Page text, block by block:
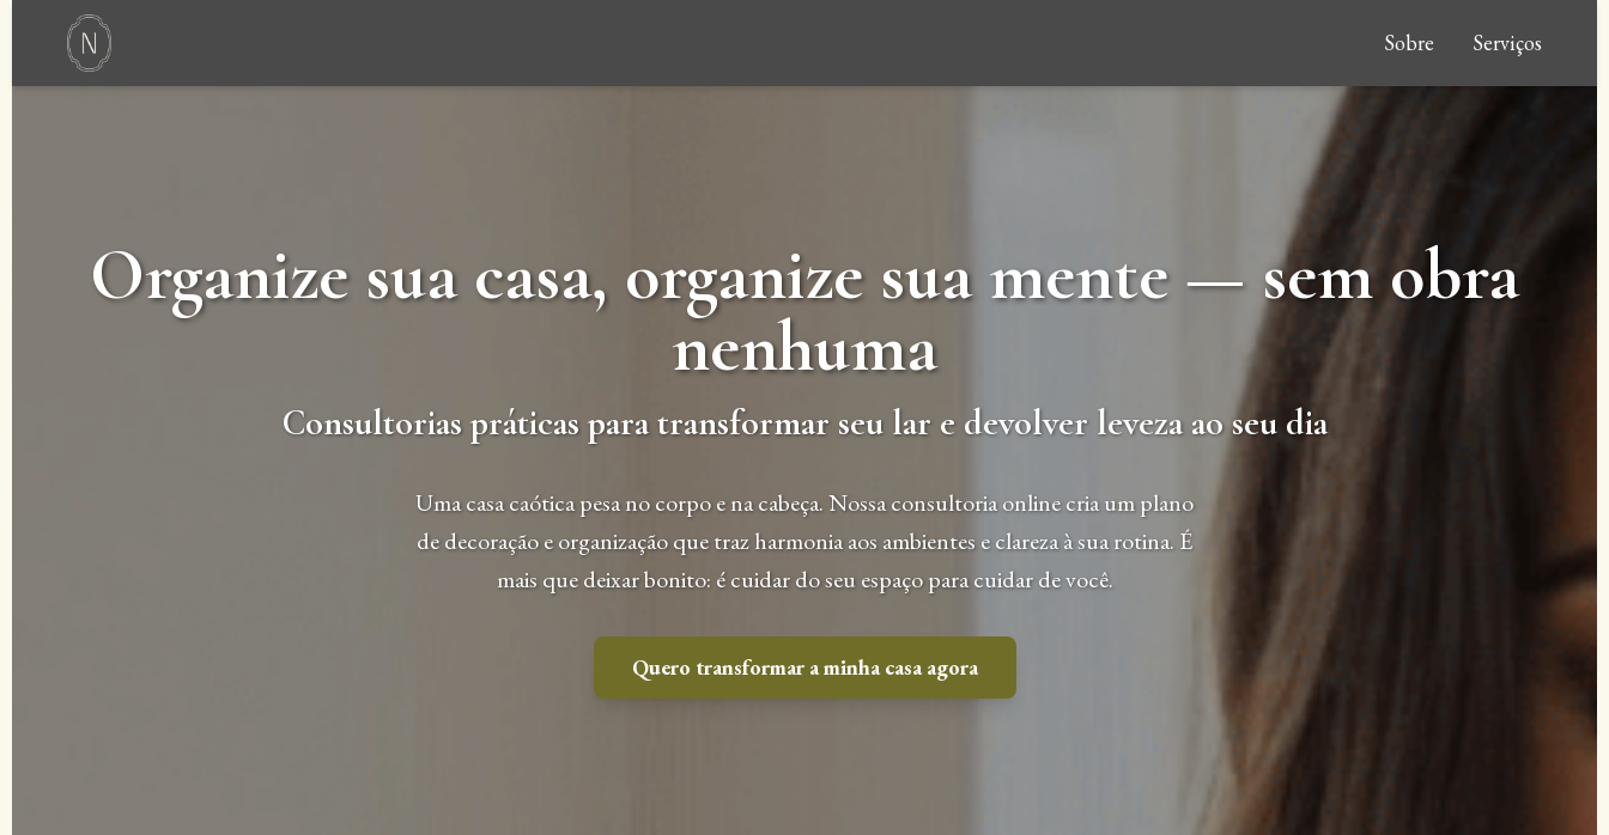
Sobre Serviços
Organize sua casa, organize sua mente — sem obra
nenhuma
Consultorias práticas para transformar seu lar e devolver leveza ao seu dia
Uma casa caótica pesa no corpo e na cabeça. Nossa consultoria online cria um plano
de decoração e organização que traz harmonia aos ambientes e clareza à sua rotina. É
mais que deixar bonito: é cuidar do seu espaço para cuidar de você.
Quero transformar a minha casa agora